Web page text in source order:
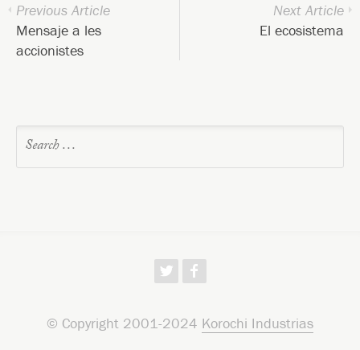
Previous Article
Mensaje a les
accionistes
Next Article
El ecosistema
© Copyright 2001-2024 Korochi Industrias
w f